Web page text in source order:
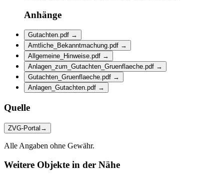
Anhänge
Gutachten.pdf →
Amtliche_Bekanntmachung.pdf →
Allgemeine_Hinweise.pdf →
Anlagen_zum_Gutachten_Gruenflaeche.pdf →
Gutachten_Gruenflaeche.pdf →
Anlagen_Gutachten.pdf →
Quelle
ZVG-Portal →
Alle Angaben ohne Gewähr.
Weitere Objekte in der Nähe